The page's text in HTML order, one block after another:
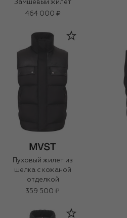
Замшевый жилет
464 000 ₽
Пуховый жилет из
шелка с кожаной
отделкой
359 500 ₽